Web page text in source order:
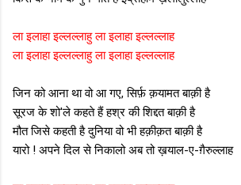
ला इलाहा इल्लल्लाहु ला इलाहा इल्लल्लाह
ला इलाहा इल्लल्लाहु ला इलाहा इल्लल्लाह
जिन को आना था वो आ गए, सिर्फ़ क़यामत बाक़ी है
सूरज के शो'ले कहते हैं हश्र की शिद्दत बाक़ी है
मौत जिसे कहती है दुनिया वो भी हक़ीक़त बाक़ी है
यारो ! अपने दिल से निकालो अब तो ख़याल-ए-ग़ैरुल्लाह